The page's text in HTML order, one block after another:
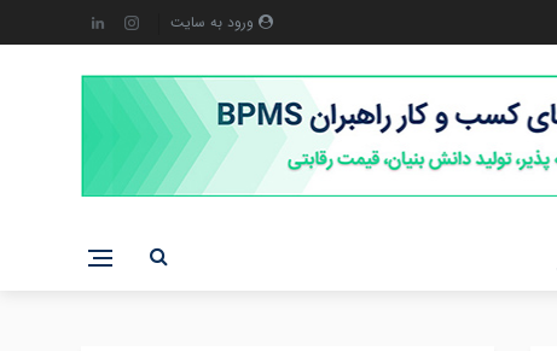
ورود به سایت